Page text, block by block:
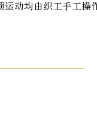
运动均由织工手工操